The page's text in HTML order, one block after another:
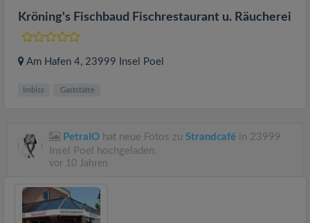
Kröning's Fischbaud Fischrestaurant u. Räucherei
Am Hafen 4, 23999 Insel Poel
Imbiss Gaststätte
PetraIO hat neue Fotos zu Strandcafé in 23999
Insel Poel hochgeladen.
vor 10 Jahren